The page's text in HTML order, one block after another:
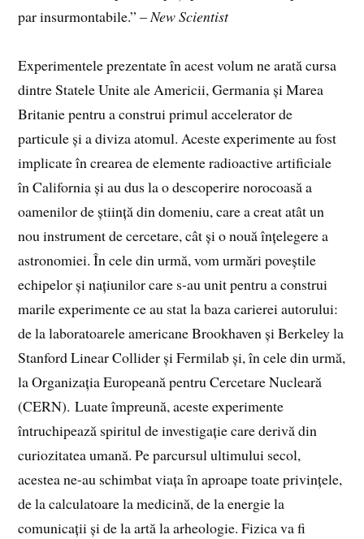
par insurmontabile.” –New Scientist
Experimentele prezentate în acest volum ne arată cursa
dintre Statele Unite ale Americii, Germania și Marea
Britanie pentru a construi primul accelerator de
particule și a diviza atomul. Aceste experimente au fost
implicate în crearea de elemente radioactive artificiale
în California și au dus la o descoperire norocoasă a
oamenilor de știință din domeniu, care a creat atât un
nou instrument de cercetare, cât și o nouă înțelegere a
astronomiei. În cele din urmă, vom urmări poveștile
echipelor și națiunilor care s-au unit pentru a construi
marile experimente ce au stat la baza carierei autorului:
de la laboratoarele americane Brookhaven și Berkeley la
Stanford Linear Collider și Fermilab și, în cele din urmă,
la Organizația Europeană pentru Cercetare Nucleară
(CERN). Luate împreună, aceste experimente
întruchipează spiritul de investigație care derivă din
curiozitatea umană. Pe parcursul ultimului secol,
acestea ne-au schimbat viața în aproape toate privințele,
de la calculatoare la medicină, de la energie la
comunicații și de la artă la arheologie. Fizica va fi